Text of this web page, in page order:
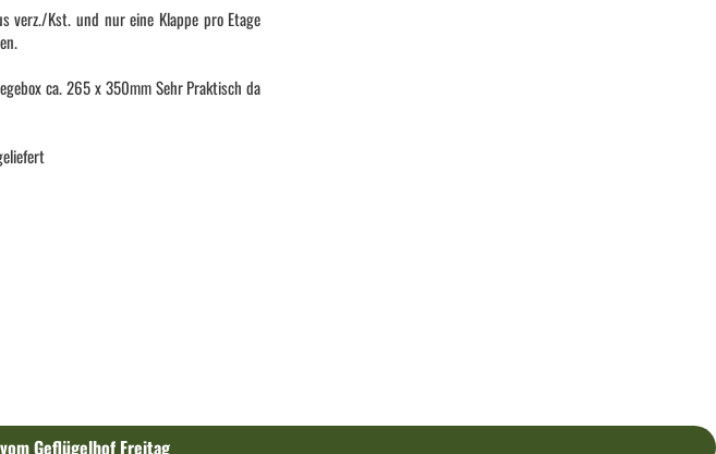
verz./Kst. und nur eine Klappe pro Etage
ca. 265 x 350mm Sehr Praktisch da
Geflügelhof Freitag